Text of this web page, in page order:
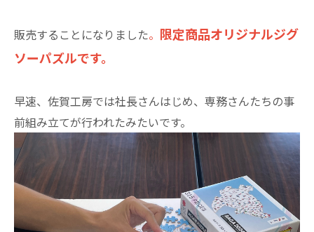
販売することになりました。 限定商品オリジナルジグ
ソーパズルです。
早速、佐賀工房では社長さんはじめ、専務さんたちの事
前組み立てが行われたみたいです。